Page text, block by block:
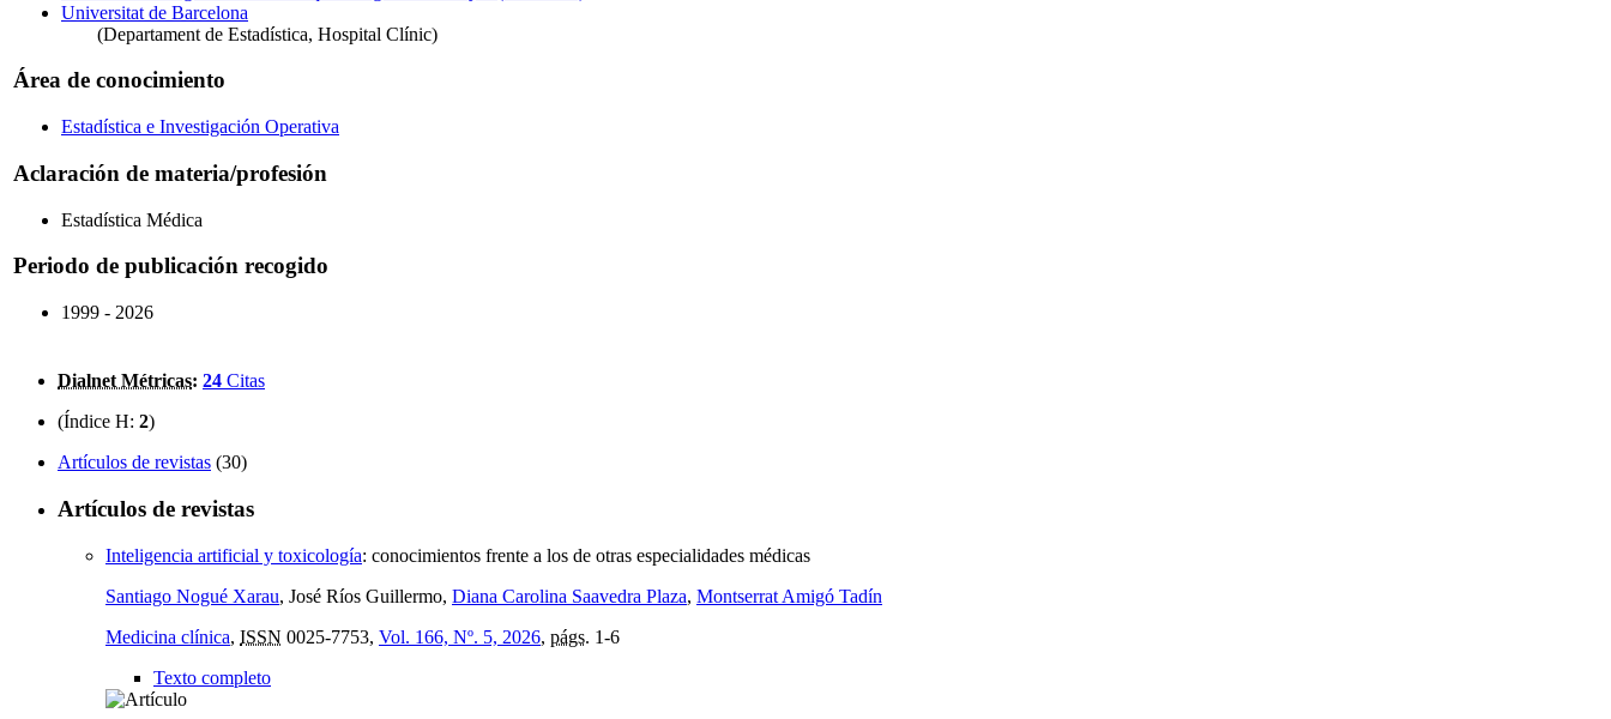
Universitat de Barcelona
(Departament de Estadística, Hospital Clínic)
Área de conocimiento
Estadística e Investigación Operativa
Aclaración de materia/profesión
Estadística Médica
Periodo de publicación recogido
1999 - 2026
Dialnet Métricas: 24 Citas
(Índice H: 2)
Artículos de revistas (30)
Artículos de revistas
Inteligencia artificial y toxicología: conocimientos frente a los de otras especialidades médicas
Santiago Nogué Xarau, José Ríos Guillermo, Diana Carolina Saavedra Plaza, Montserrat Amigó Tadín
Medicina clínica, ISSN 0025-7753, Vol. 166, Nº. 5, 2026, págs. 1-6
Texto completo